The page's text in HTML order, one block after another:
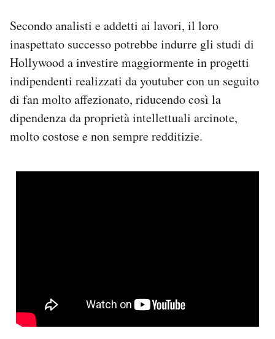
Secondo analisti e addetti ai lavori, il loro
inaspettato successo potrebbe indurre gli studi di
Hollywood a investire maggiormente in progetti
indipendenti realizzati da youtuber con un seguito
di fan molto affezionato, riducendo così la
dipendenza da proprietà intellettuali arcinote,
molto costose e non sempre redditizie.